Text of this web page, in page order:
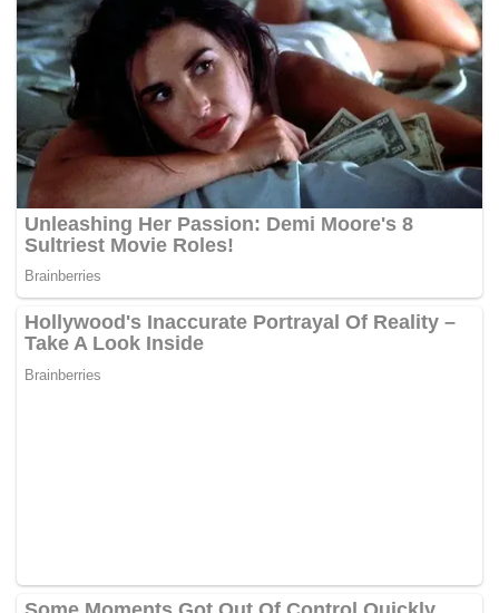
• Lorenzo Savadori - Aprilia Racing - Aprilia
• Marc Marquez - Ducati Lenovo Team - Ducati (*)